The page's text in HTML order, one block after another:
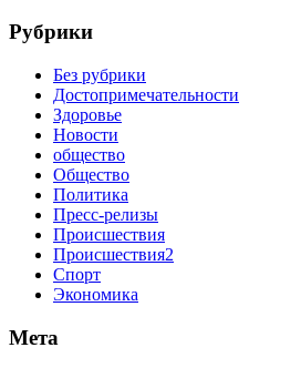
Рубрики
Без рубрики
Достопримечательности
Здоровье
Новости
общество
Общество
Политика
Пресс-релизы
Происшествия
Происшествия2
Спорт
Экономика
Мета